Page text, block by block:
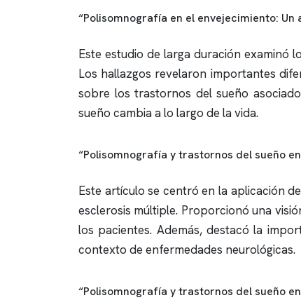
“Polisomnografía en el envejecimiento: Un
Este estudio de larga duración examinó
Los hallazgos revelaron importantes
sobre los trastornos del sueño
sueño cambia a lo largo de la vida.
“Polisomnografía y trastornos del sueño
Este artículo se centró en la aplicación
esclerosis múltiple. Proporcionó una
los pacientes. Además, destacó la
contexto de enfermedades neurológicas.
“Polisomnografía y trastornos del sueño